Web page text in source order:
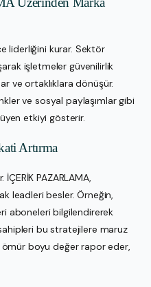
liderliğini kurar. Sektör
işletmeler güvenilirlik
ve ortaklıklara dönüşür.
ve sosyal paylaşımlar gibi
etkiyi gösterir.
Artırma
PAZARLAMA,
leadleri besler. Örneğin,
aboneleri bilgilendirerek
bu stratejilere maruz
boyu değer rapor eder,